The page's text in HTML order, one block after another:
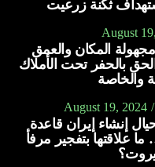
23 مليار دولار منذ بدء الحرب في غزة،
حزبه الديمقراطي الذين
وسط ارتفاع وتيرة مقتل
إلى إنشاء
بالآلات الذكية
ثكنة زرعيت
August
مجهولة المكان والعمق
بالحفر تحت الأملاك
والخاصة
August 19, 2024
إنشاء إيران قاعدة
علاقتها بتفجير مرفأ